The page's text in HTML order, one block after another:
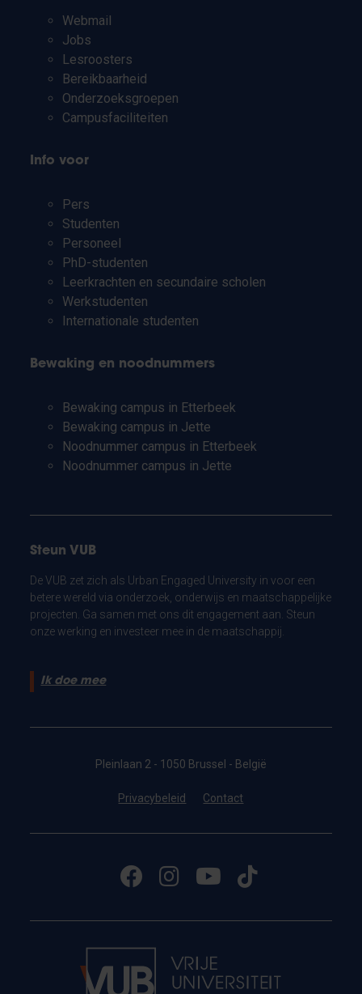
Webmail
Jobs
Lesroosters
Bereikbaarheid
Onderzoeksgroepen
Campusfaciliteiten
Info voor
Pers
Studenten
Personeel
PhD-studenten
Leerkrachten en secundaire scholen
Werkstudenten
Internationale studenten
Bewaking en noodnummers
Bewaking campus in Etterbeek
Bewaking campus in Jette
Noodnummer campus in Etterbeek
Noodnummer campus in Jette
Steun VUB
De VUB zet zich als Urban Engaged University in voor een
betere wereld via onderzoek, onderwijs en maatschappelijke
projecten. Ga samen met ons dit engagement aan. Steun
onze werking en investeer mee in de maatschappij.
Ik doe mee
Pleinlaan 2 - 1050 Brussel - België
Privacybeleid Contact